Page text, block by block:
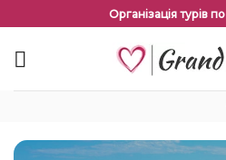
змісту
Організація турів